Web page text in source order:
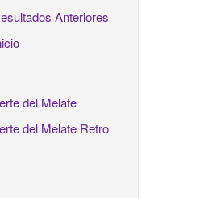
Anteriores
del Melate
del Melate Retro